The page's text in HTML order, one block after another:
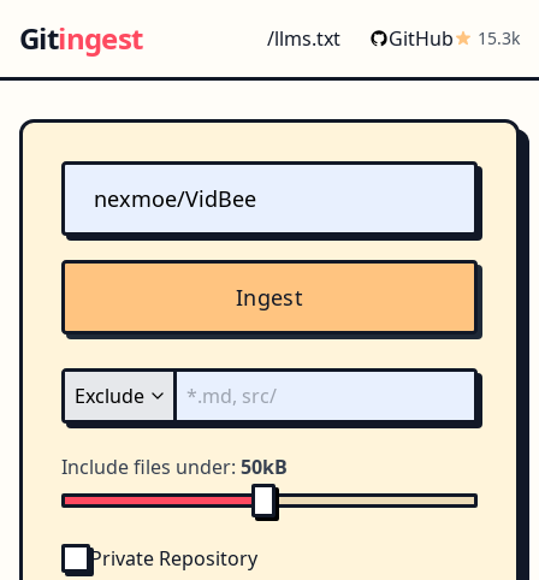
Gitingest /llms.txt GitHub 15.3k
Ingest
Include files under: 50kB
Private Repository